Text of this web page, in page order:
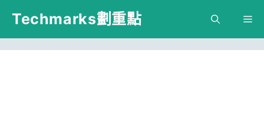
跳
主
Techmarks劃重點